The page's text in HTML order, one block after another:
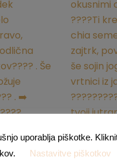
uporablja piškotke.
Nastavitve piškotkov